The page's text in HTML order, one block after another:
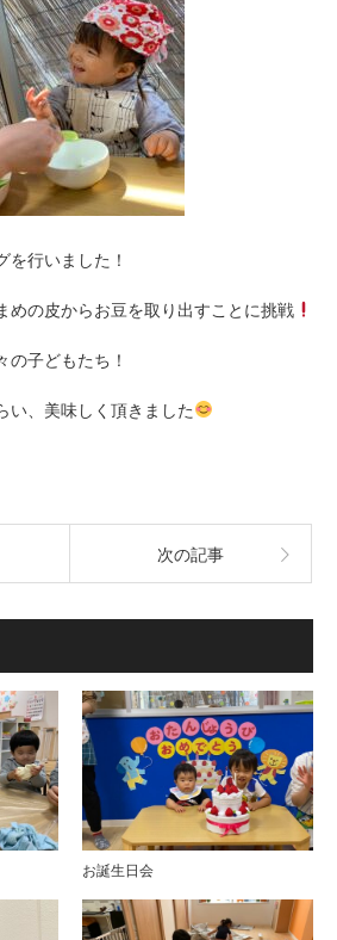
を行いました！
めの皮からお豆を取り出すことに挑戦
の子どもたち！
い、美味しく頂きました
次の記事
お誕生日会